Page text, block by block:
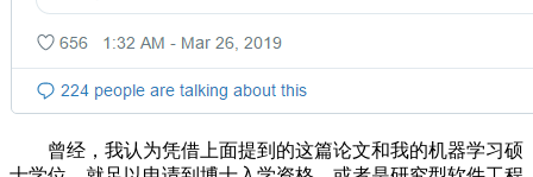
曾经，我认为凭借上面提到的这篇论文和我的机器学习硕